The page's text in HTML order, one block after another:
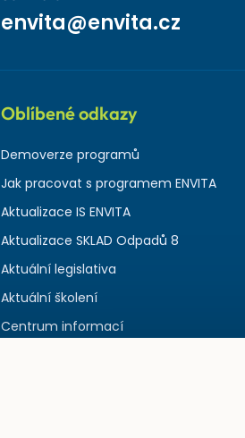
envita@envita.cz
Oblíbené odkazy
Demoverze programů
Jak pracovat s programem ENVITA
Aktualizace IS ENVITA
Aktualizace SKLAD Odpadů 8
Aktuální legislativa
Aktuální školení
Centrum informací